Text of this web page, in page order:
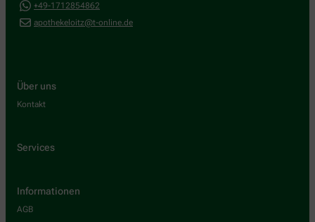
+49-1712854862
apothekeloitz@t-online.de
Über uns
Kontakt
Services
Informationen
AGB